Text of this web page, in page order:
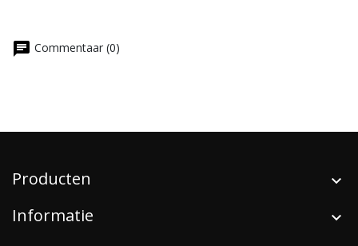
chat Commentaar (0)
Producten
Informatie